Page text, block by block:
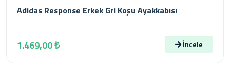
Adidas Response Erkek Gri Koşu Ayakkabısı
1.469,00 ₺ İncele